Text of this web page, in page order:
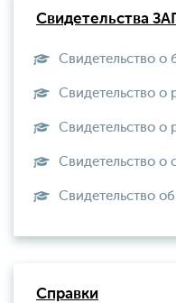
Свидетельства
Свидетельство о
Свидетельство о
Свидетельство о
Свидетельство о
Свидетельство
Справки